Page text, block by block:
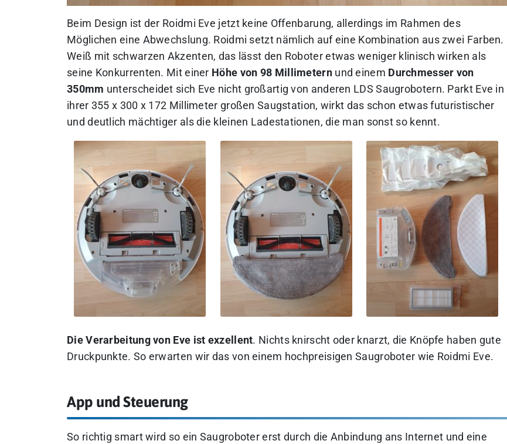
Beim Design ist der Roidmi Eve jetzt keine Offenbarung, allerdings im Rahmen des
Möglichen eine Abwechslung. Roidmi setzt nämlich auf eine Kombination aus zwei Farben.
Weiß mit schwarzen Akzenten, das lässt den Roboter etwas weniger klinisch wirken als
seine Konkurrenten. Mit einer Höhe von 98 Millimeternund einem Durchmesser von
350mm unterscheidet sich Eve nicht großartig von anderen LDS Saugrobotern. Parkt Eve in
ihrer 355 x 300 x 172 Millimeter großen Saugstation, wirkt das schon etwas futuristischer
und deutlich mächtiger als die kleinen Ladestationen, die man sonst so kennt.
Die Verarbeitung von Eve ist exzellent. Nichts knirscht oder knarzt, die Knöpfe haben gute
Druckpunkte. So erwarten wir das von einem hochpreisigen Saugroboter wie Roidmi Eve.
App und Steuerung
So richtig smart wird so ein Saugroboter erst durch die Anbindung ans Internet und eine